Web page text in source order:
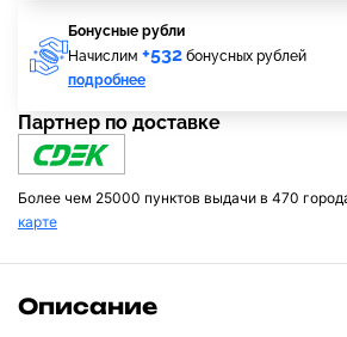
Бонусные рубли
Начислим +532 бонусных рублей
подробнее
Партнер по доставке
Более чем 25000 пунктов выдачи в 470
карте
Описание